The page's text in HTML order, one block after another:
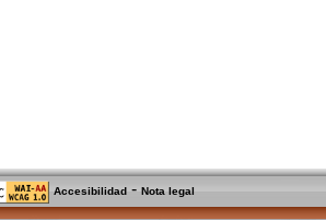
Accesibilidad -Nota legal